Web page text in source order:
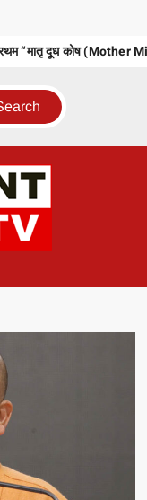
“मातृ दूध कोष (Mother